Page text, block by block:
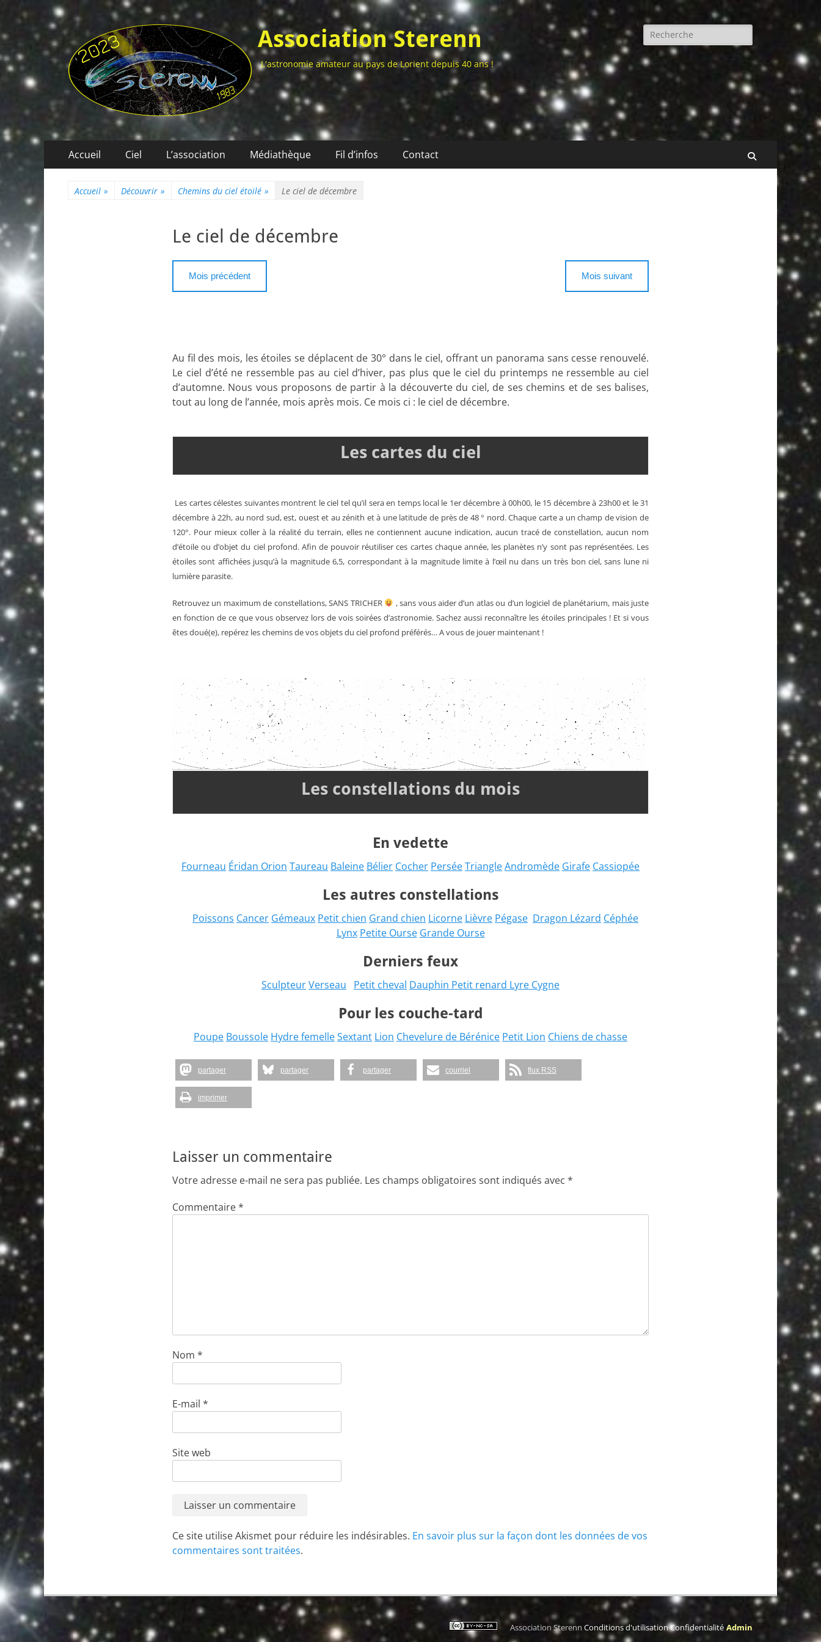
Association Sterenn
L'astronomie amateur au pays de Lorient depuis 40 ans !
Rechercher :
Menu
principal
Accueil Ciel L’association Médiathèque Fil d’infos Contact Recherche
Accueil » Découvrir » Chemins du ciel étoilé » Le ciel de décembre
Le ciel de décembre
Mois précédent Mois suivant
Au fil des mois, les étoiles se déplacent de 30° dans le ciel, offrant un panorama sans cesse renouvelé.
Le ciel d’été ne ressemble pas au ciel d’hiver, pas plus que le ciel du printemps ne ressemble au ciel
d’automne. Nous vous proposons de partir à la découverte du ciel, de ses chemins et de ses balises,
tout au long de l’année, mois après mois. Ce mois ci : le ciel de décembre.
Les cartes du ciel
Les cartes célestes suivantes montrent le ciel tel qu’il sera en temps local le 1er décembre à 00h00, le 15 décembre à 23h00 et le 31
décembre à 22h, au nord sud, est, ouest et au zénith et à une latitude de près de 48 ° nord.Chaque carte a un champ de vision de
120°. Pour mieux coller à la réalité du terrain, elles ne contiennent aucune indication, aucun tracé de constellation, aucun nom
d’étoile ou d’objet du ciel profond. Afin de pouvoir réutiliser ces cartes chaque année, les planètes n’y sont pas représentées. Les
étoiles sont affichées jusqu’à la magnitude 6,5, correspondant à la magnitude limite à l’œil nu dans un très bon ciel, sans lune ni
lumière parasite.
Retrouvez un maximum de constellations, SANS TRICHER
, sans vous aider d’un atlas ou d’un logiciel de planétarium, mais juste
en fonction de ce que vous observez lors de vois soirées d’astronomie. Sachez aussi reconnaître les étoiles principales ! Et si vous
êtes doué(e), repérez les chemins de vos objets du ciel profond préférés… A vous de jouer maintenant !
Les constellations du mois
En vedette
Fourneau Éridan Orion Taureau Baleine Bélier Cocher PerséeTriangleAndromède Girafe Cassiopée
Les autres constellations
Poissons Cancer Gémeaux Petit chien Grand chien Licorne Lièvre Pégase Dragon Lézard Céphée
Lynx Petite Ourse Grande Ourse
Derniers feux
SculpteurVerseau Petit cheval Dauphin Petit renard Lyre Cygne
Pour les couche-tard
Poupe Boussole Hydre femelleSextant Lion Chevelure de Bérénice Petit Lion Chiens de chasse
partager partager partager courriel flux RSS
imprimer
Laisser un commentaire
Votre adresse e-mail ne sera pas publiée. Les champs obligatoires sont indiqués avec *
Commentaire*
Nom *
E-mail *
Site web
Ce site utilise Akismet pour réduire les indésirables. En savoir plus sur la façon dont les données de vos
commentaires sont traitées.
Association Sterenn Conditions d'utilisationConfidentialité Admin